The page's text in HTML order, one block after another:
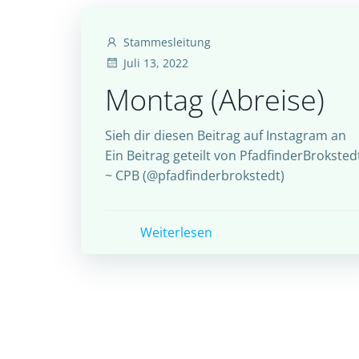
Stammesleitung
Juli 13, 2022
Montag (Abreise)
Sieh dir diesen Beitrag auf Instagram an
Ein Beitrag geteilt von
~ CPB (@pfadfinderbrokstedt)
Weiterlesen